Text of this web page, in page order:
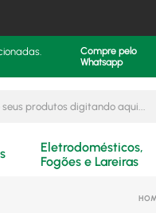
Compre pelo
Whatsapp
Eletrodomésticos,
Fogões e Lareiras